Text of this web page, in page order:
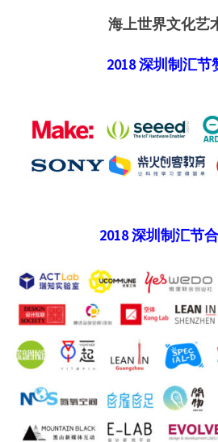
海上世界文化艺
2018 深圳制汇节
2018 深圳制汇节